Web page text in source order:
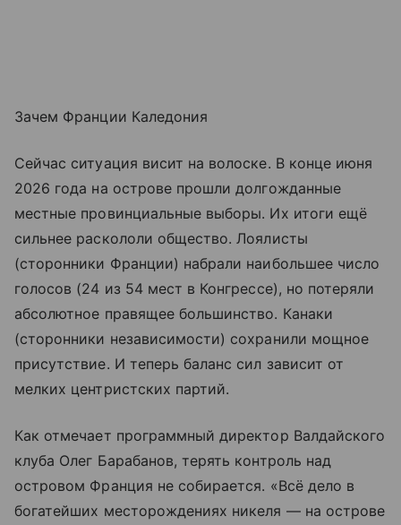
Зачем Франции Каледония
Сейчас ситуация висит на волоске. В конце июня
2026 года на острове прошли долгожданные
местные провинциальные выборы. Их итоги ещё
сильнее раскололи общество. Лоялисты
(сторонники Франции) набрали наибольшее число
голосов (24 из 54 мест в Конгрессе), но потеряли
абсолютное правящее большинство. Канаки
(сторонники независимости) сохранили мощное
присутствие. И теперь баланс сил зависит от
мелких центристских партий.
Как отмечает программный директор Валдайского
клуба Олег Барабанов, терять контроль над
островом Франция не собирается. «Всё дело в
богатейших месторождениях никеля — на острове